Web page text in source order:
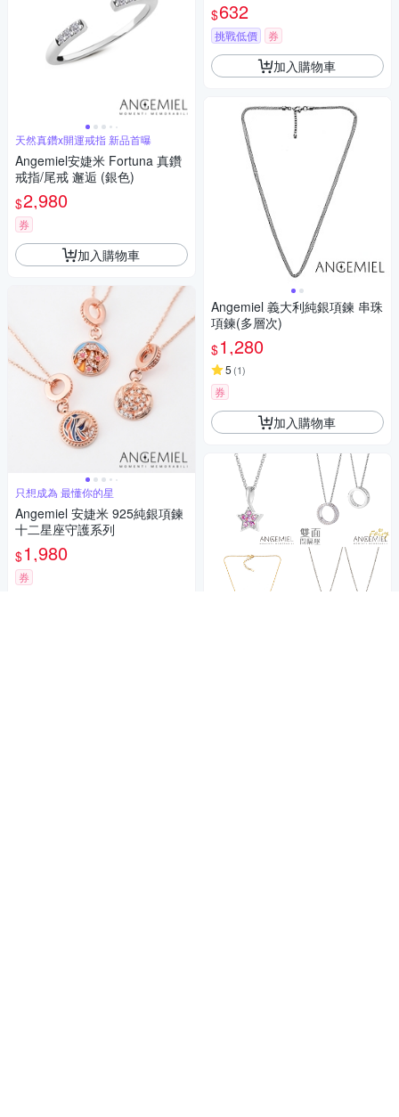
天然真鑽x開運戒指 新品首曝
Angemiel安婕米 Fortuna 真鑽
戒指/尾戒 邂逅 (銀色)
$2,980
券
加入購物車
只想成為 最懂你的星
Angemiel 安婕米 925純銀項鍊
十二星座守護系列
$1,980
券
$632
挑戰低價 券
加入購物車
Angemiel 義大利純銀項鍊 串珠
項鍊(多層次)
$1,280
5 (1)
券
加入購物車